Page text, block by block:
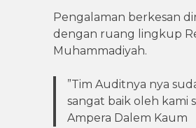
Pengalaman berkesan
dengan ruang lingkup
Muhammadiyah.
”Tim Auditnya nya
sangat baik oleh kami
Ampera Dalem Kaum